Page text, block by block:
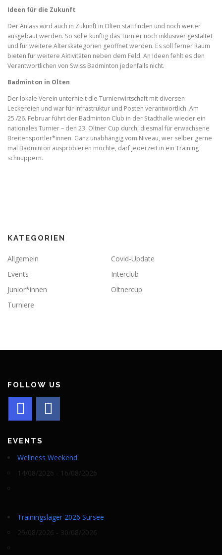
Ideen für die Zukunft
Der Anlass wird auch in Zukunft in Olten stattfinden und noch weiter
ausgebaut werden. So solle künftig das Turnier noch inklusiver gestaltet
und für weitere Alterskategorien geöffnet werden. Es soll ferner Raum
bieten für weitere Aktivitäten neben dem Feld. An Ideen fehlt es den
Verantwortlichen von Swiss Badminton jedenfalls nicht.
Badminton in Olten
Der lokale Verein unterhielt die Turnierwirtschaft mit diversen
Leckereien und war für Infrastruktur und Posten verantwortlich. Am
25./26. Februar führt der Badminton Club in der Stadthalle wieder ein
nationales Turnier – den 23. Oltner Cup durch, diesmal für erwachsene
Breitensportler*innen. Ganz unabhängig vom Niveau, wer selber gerne
mal Badminton ausprobieren möchte, darf jederzeit in ein Training
schnuppern.
KATEGORIEN
Allgemein
Covid-Update
Events
Interclub
Junior*innen
Oltnercup
Turniere
FOLLOW US
EVENTS
Wellness Weekend
14/08/2026 - 16/08/2026
Trainingslager 2026 Sursee
29/08/2026 - 30/08/2026